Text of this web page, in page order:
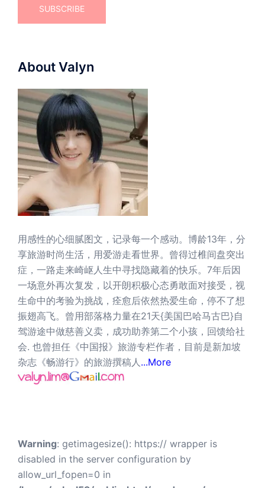
About Valyn
用感性的心细腻图文，记录每一个感动。博龄13年，分
享旅游时尚生活，用爱游走看世界。曾得过椎间盘突出
症，一路走来崎岖人生中寻找隐藏着的快乐。7年后因
一场意外再次复发，以开朗积极心态勇敢面对接受，视
生命中的考验为挑战，痊愈后依然热爱生命，停不了想
振翅高飞。曾用部落格力量在21天{美国巴哈马古巴}自
驾游途中做慈善义卖，成功助养第二个小孩，回馈给社
会. 也曾担任《中国报》旅游专栏作者，目前是新加坡
杂志《畅游行》的旅游撰稿人 ...More
Warning: getimagesize(): https:// wrapper is
disabled in the server configuration by
allow_url_fopen=0 in